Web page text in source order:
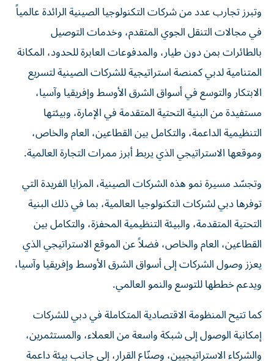
وتبرز تجارب عدد من شركات التكنولوجيا الصينية الرائدة عالمياً
في مجالات التنقل الجوي المتقدم، وخدمات التوصيل
بالطائرات بمن دون طيار، والمدفوعات العابرة للحدود، المكانة
المتنامية لدبي كمنصة استراتيجية للشركات الصينية لتسريع
الابتكار والتوسع في أسواق الشرق الأوسط وإفريقيا وآسيا،
مستفيدة من البنية التحتية المتقدمة في الإمارة، وبيئتها
التنظيمية الداعمة، والتكامل بين القطاعين، العام والخاص،
وموقعها الاستراتيجي الذي يربط أبرز ممرات التجارة العالمية.
وتجسّد مسيرة نمو هذه الشركات الصينية، المزايا الفريدة التي
توفرها دبي لشركات التكنولوجيا العالمية، بما في ذلك البنية
التحتية المتقدمة، والبيئة التنظيمية المحفزة، والتكامل بين
القطاعين، العام والخاص، فضلاً عن الموقع الاستراتيجي الذي
يعزز وصول الشركات إلى أسواق الشرق الأوسط وإفريقيا وآسيا،
ويدعم خططها للتوسع والنمو العالمي.
كما تتيح المنظومة الاقتصادية المتكاملة في دبي للشركات
إمكانية الوصول إلى شبكة واسعة من العملاء، والمستثمرين،
والشركاء الاستراتيجيين، وصنّاع القرار، إلى جانب بيئة داعمة